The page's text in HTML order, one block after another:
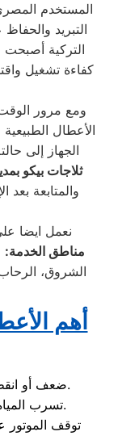
المستخدم
التبريد
التركية
كفاءة تشغيل
ومع مرور
الأعطال
الجهاز إلى
ثلاجات بيكو
والمتابعة
نعمل ايضا
مناطق الخدمة:
الشروق،
أهم
ضعف أو انقطاع التبريد داخل الثلاجة أو الفريزر.
تسرب المياه أو تراكم الثلج بشكل غير طبيعي.
توقف الموتور